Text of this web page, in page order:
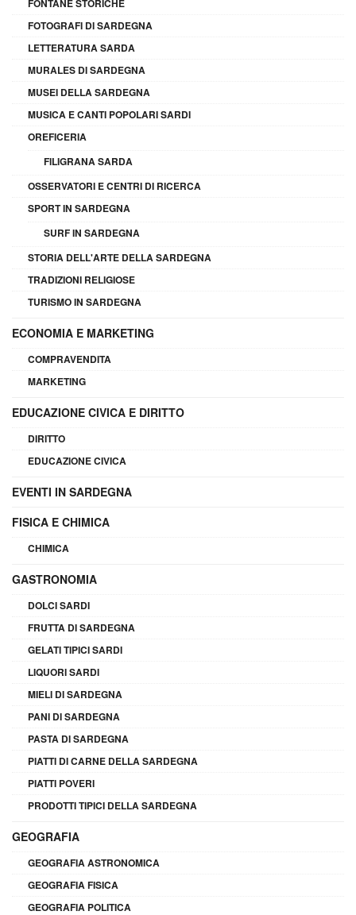
FONTANE STORICHE
FOTOGRAFI DI SARDEGNA
LETTERATURA SARDA
MURALES DI SARDEGNA
MUSEI DELLA SARDEGNA
MUSICA E CANTI POPOLARI SARDI
OREFICERIA
FILIGRANA SARDA
OSSERVATORI E CENTRI DI RICERCA
SPORT IN SARDEGNA
SURF IN SARDEGNA
STORIA DELL'ARTE DELLA SARDEGNA
TRADIZIONI RELIGIOSE
TURISMO IN SARDEGNA
ECONOMIA E MARKETING
COMPRAVENDITA
MARKETING
EDUCAZIONE CIVICA E DIRITTO
DIRITTO
EDUCAZIONE CIVICA
EVENTI IN SARDEGNA
FISICA E CHIMICA
CHIMICA
GASTRONOMIA
DOLCI SARDI
FRUTTA DI SARDEGNA
GELATI TIPICI SARDI
LIQUORI SARDI
MIELI DI SARDEGNA
PANI DI SARDEGNA
PASTA DI SARDEGNA
PIATTI DI CARNE DELLA SARDEGNA
PIATTI POVERI
PRODOTTI TIPICI DELLA SARDEGNA
GEOGRAFIA
GEOGRAFIA ASTRONOMICA
GEOGRAFIA FISICA
GEOGRAFIA POLITICA